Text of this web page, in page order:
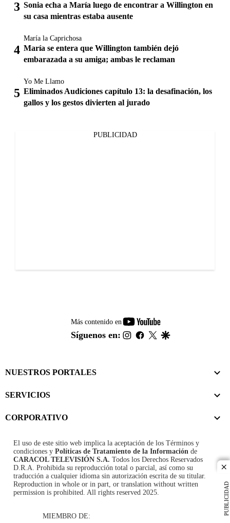
PUBLICIDAD
Sonia echa a María luego de encontrar a Willington en
su casa mientras estaba ausente
María la Caprichosa
María se entera que Willington también dejó
embarazada a su amiga; ambas le reclaman
Yo Me Llamo
Eliminados Audiciones capítulo 13: la desafinación, los
gallos y los gestos divierten al jurado
PUBLICIDAD
Más contenido en
youtube-
footer
Síguenos en: instagram
facebook
twitter
NUESTROS PORTALES
SERVICIOS
CORPORATIVO
El uso de este sitio web implica la aceptación de los Términos y
condiciones y Políticas de Tratamiento de la Información de
CARACOL TELEVISIÓN S.A. Todos los Derechos Reservados
D.R.A. Prohibida su reproducción total o parcial, así como su
traducción a cualquier idioma sin autorización escrita de su titular.
Reproduction in whole or in part, or translation without written
permission is prohibited. All rights reserved 2025.
MIEMBRO DE: